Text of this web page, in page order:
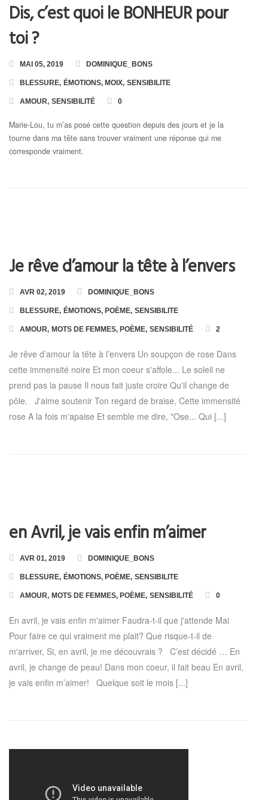
Dis, c’est quoi le BONHEUR pour
toi ?
MAI 05, 2019 DOMINIQUE_BONS
BLESSURE, ÉMOTIONS, MOIX, SENSIBILITE
AMOUR, SENSIBILITÉ 0
Marie-Lou, tu m’as posé cette question depuis des jours et je la
tourne dans ma tête sans trouver vraiment une réponse qui me
corresponde vraiment.
Je rêve d’amour la tête à l’envers
AVR 02, 2019 DOMINIQUE_BONS
BLESSURE, ÉMOTIONS, POÈME, SENSIBILITE
AMOUR, MOTS DE FEMMES, POÈME, SENSIBILITÉ 2
Je rêve d’amour la tête à l’envers Un soupçon de rose Dans
cette immensité noire Et mon coeur s'affole... Le soleil ne
prend pas la pause Il nous fait juste croire Qu'il change de
pôle. J'aime soutenir Ton regard de braise, Cette immensité
rose A la fois m'apaise Et semble me dire, "Ose... Qui [...]
en Avril, je vais enfin m’aimer
AVR 01, 2019 DOMINIQUE_BONS
BLESSURE, ÉMOTIONS, POÈME, SENSIBILITE
AMOUR, MOTS DE FEMMES, POÈME, SENSIBILITÉ 0
En avril, je vais enfin m'aimer Faudra-t-il que j'attende Mai
Pour faire ce qui vraiment me plait? Que risque-t-il de
m'arriver, Si, en avril, je me découvrais ? C’est décidé … En
avril, je change de peau! Dans mon coeur, il fait beau En avril,
je vais enfin m’aimer! Quelque soit le mois [...]